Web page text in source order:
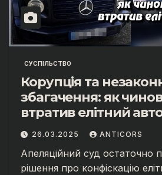
СУСПІЛЬСТВО
Корупція та
збагачення: як
втратив елітний
26.03.2025 ANTICORS
Апеляційний суд остаточно
рішення про конфіскацію